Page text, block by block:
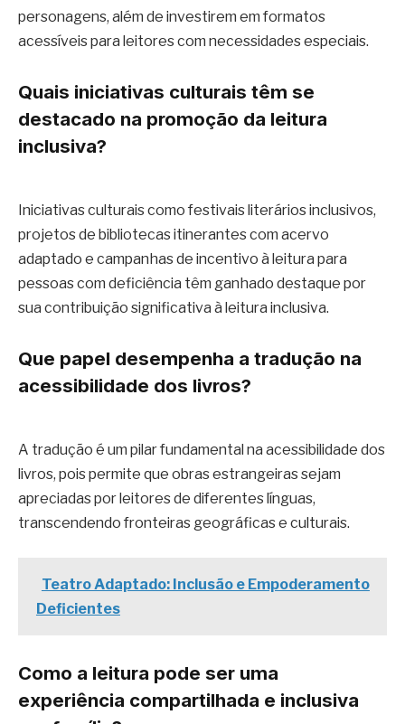
personagens, além de investirem em formatos
acessíveis para leitores com necessidades especiais.
Quais iniciativas culturais têm se
destacado na promoção da leitura
inclusiva?
Iniciativas culturais como festivais literários inclusivos,
projetos de bibliotecas itinerantes com acervo
adaptado e campanhas de incentivo à leitura para
pessoas com deficiência têm ganhado destaque por
sua contribuição significativa à leitura inclusiva.
Que papel desempenha a tradução na
acessibilidade dos livros?
A tradução é um pilar fundamental na acessibilidade dos
livros, pois permite que obras estrangeiras sejam
apreciadas por leitores de diferentes línguas,
transcendendo fronteiras geográficas e culturais.
Teatro Adaptado: Inclusão e Empoderamento
Deficientes
Como a leitura pode ser uma
experiência compartilhada e inclusiva